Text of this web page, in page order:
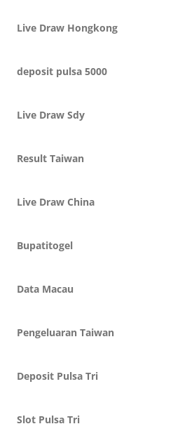
Live Draw Hongkong
deposit pulsa 5000
Live Draw Sdy
Result Taiwan
Live Draw China
Bupatitogel
Data Macau
Pengeluaran Taiwan
Deposit Pulsa Tri
Slot Pulsa Tri